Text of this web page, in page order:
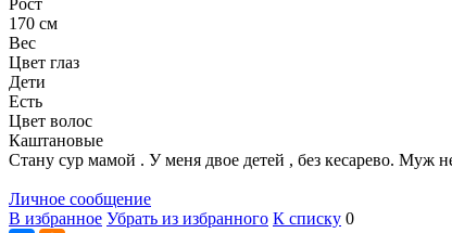
170 см
Вес
Цвет глаз
Дети
Есть
Цвет волос
Каштановые
Стану сур мамой . У меня двое детей , без кесарево. Муж
Личное сообщение
В избранное Убрать из избранного К списку 0